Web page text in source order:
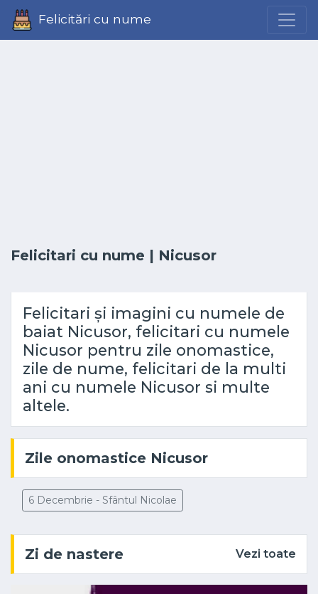
Felicitări cu nume
Felicitari cu nume | Nicusor
Felicitari și imagini cu numele de
baiat Nicusor, felicitari cu numele
Nicusor pentru zile onomastice,
zile de nume, felicitari de la multi
ani cu numele Nicusor si multe
altele.
Zile onomastice Nicusor
6 Decembrie - Sfântul Nicolae
Zi de nastere Vezi toate